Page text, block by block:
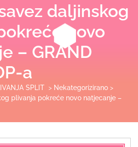
daljinskog
novo
– GRAND
a
SPLIT > Nekategorizirano >
plivanja pokreće novo natjecanje –